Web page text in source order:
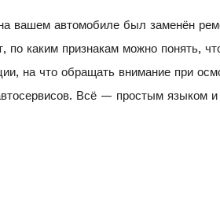
вашем автомобиле был заменён
по каким признакам можно понять,
на что обращать внимание при
Всё — простым языком